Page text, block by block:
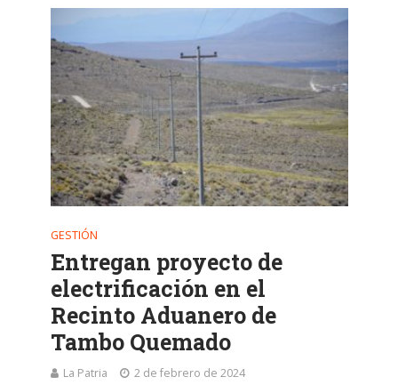
GESTIÓN
Entregan proyecto de
electrificación en el
Recinto Aduanero de
Tambo Quemado
La Patria 2 de febrero de 2024